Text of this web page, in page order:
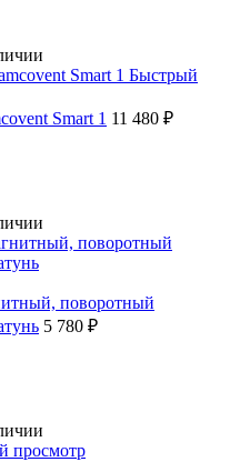
Быстрый
Smart 1 11 480 ₽
поворотный
5 780 ₽
просмотр